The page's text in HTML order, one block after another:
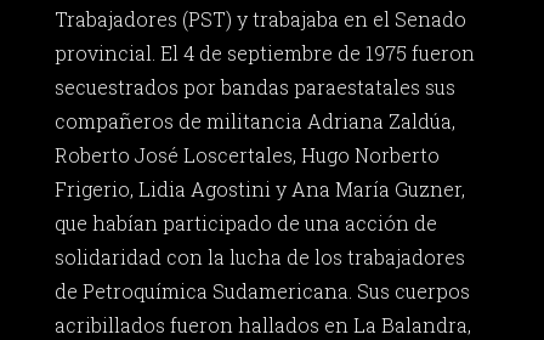
Trabajadores (PST) y trabajaba en el Senado
provincial. El 4 de septiembre de 1975 fueron
secuestrados por bandas paraestatales sus
compañeros de militancia Adriana Zaldúa,
Roberto José Loscertales, Hugo Norberto
Frigerio, Lidia Agostini y Ana María Guzner,
que habían participado de una acción de
solidaridad con la lucha de los trabajadores
de Petroquímica Sudamericana. Sus cuerpos
acribillados fueron hallados en La Balandra,